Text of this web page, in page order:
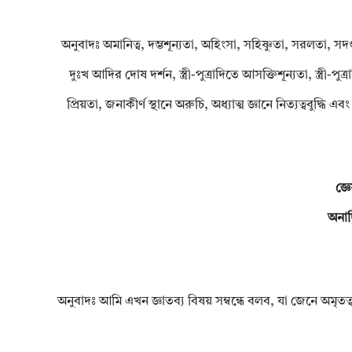
অনুবাদঃ অমানিত্ব, দম্ভশূন্যতা, অহিংসা, সহিষ্ণুতা, সরলতা,
দুঃখ আদির দোষ দর্শন, স্ত্রী-পুত্রাদিতে আসক্তিশূন্যতা, স্ত্রী-
প্রিয়তা, জনাকীর্ণ স্থানে অরুচি, অধ্যাত্ম জ্ঞানে
অনুবাদঃ আমি এখন জ্ঞাতব্য বিষয় সম্বন্ধে বলব, যা জেনে